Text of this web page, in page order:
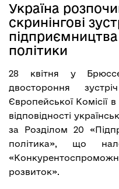
Україна
скринінгові
політики
28 квітня у
двостороння
Європейської Комісії
відповідності
за Розділом 20
політика», що
розвиток».